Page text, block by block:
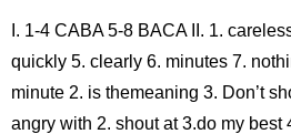
I. 1-4 CABA 5-8 BACA II. 1.
quickly 5. clearly 6. minutes 7.
minute 2. is themeaning 3. Don’t
angry with 2. shout at 3.do my best